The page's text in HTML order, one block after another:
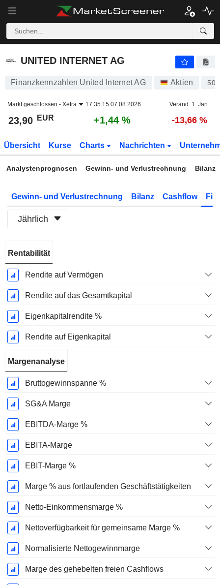
UNITED INTERNET AG
UNITED INTERNET AG
Finanzkennzahlen United Internet AG Aktien
Markt geschlossen - Xetra 17:35:15 07.08.2026 Veränd. 1. Jan.
23,90 EUR +1,44 % -13,66 %
Übersicht Kurse Charts Nachrichten
Analystenprognosen Gewinn- und Verlustrechnung Bilanz
Gewinn- und Verlustrechnung Bilanz Cashflow
Jährlich
Geschäftsjahres:
Dezember
Rentabilität
Rendite auf Vermögen
Rendite auf das Gesamtkapital
Eigenkapitalrendite %
Rendite auf Eigenkapital
Margenanalyse
Bruttogewinnspanne %
SG&A Marge
EBITDA-Marge %
EBITA-Marge
EBIT-Marge %
Marge % aus fortlaufenden Geschäftstätigkeiten
Netto-Einkommensmarge %
Nettoverfügbarkeit für gemeinsame Marge %
Normalisierte Nettogewinnmarge
Marge des gehebelten freien Cashflows